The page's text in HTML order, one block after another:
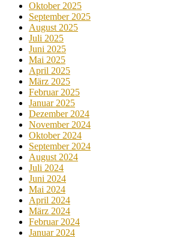
Oktober 2025
September 2025
August 2025
Juli 2025
Juni 2025
Mai 2025
April 2025
März 2025
Februar 2025
Januar 2025
Dezember 2024
November 2024
Oktober 2024
September 2024
August 2024
Juli 2024
Juni 2024
Mai 2024
April 2024
März 2024
Februar 2024
Januar 2024